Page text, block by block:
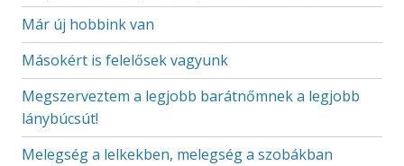
Már új hobbink van
Másokért is felelősek vagyunk
Megszerveztem a legjobb barátnőmnek a legjobb
lánybúcsút!
Melegség a lelkekben, melegség a szobákban